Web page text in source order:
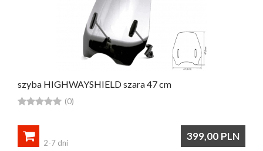
szyba HIGHWAYSHIELD szara 47 cm
 (0)
399,00 PLN

2-7 dni